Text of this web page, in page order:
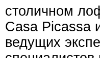
столичном
Casa Picassa
ведущих